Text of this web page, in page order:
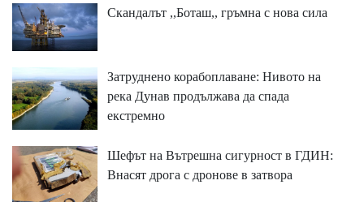
Скандалът ,,Боташ,, гръмна с нова сила
Затруднено корабоплаване: Нивото на
река Дунав продължава да спада
екстремно
Шефът на Вътрешна сигурност в ГДИН:
Внасят дрога с дронове в затвора